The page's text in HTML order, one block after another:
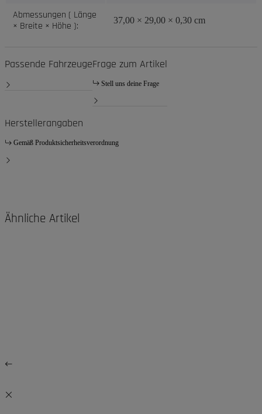
Abmessungen ( Länge
× Breite × Höhe ):
37,00 × 29,00 × 0,30 cm
Passende FahrzeugeFrage zum Artikel
Stell uns deine Frage
Herstellerangaben
Gemäß Produktsicherheitsverordnung
Ähnliche Artikel